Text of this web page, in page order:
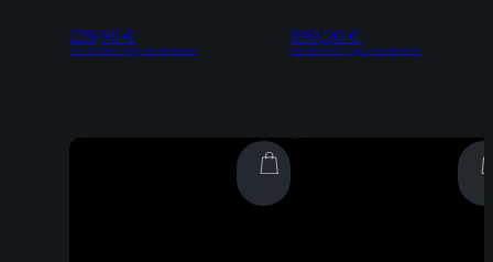
239,95 €
Inkl. 19% MwSt | zzgl. Versandkosten
999,00 €
Inkl. 19% MwSt | zzgl. Versandkosten